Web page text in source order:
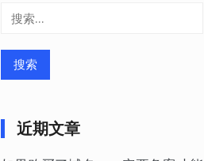
搜
近期文章